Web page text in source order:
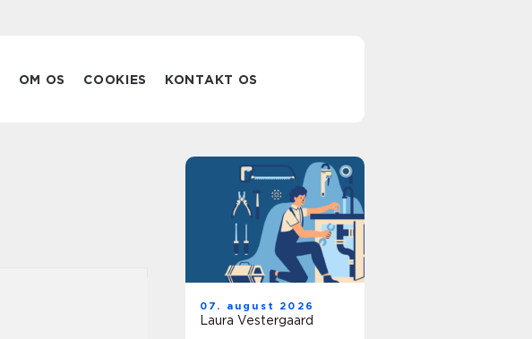
OM OS COOKIES KONTAKT OS
07. august 2026
Laura Vestergaard